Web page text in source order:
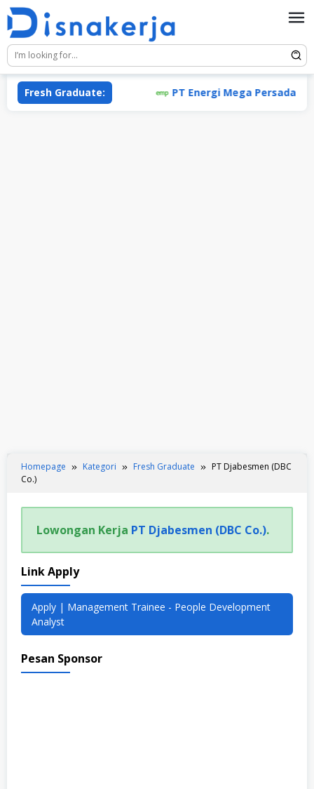
Skip
content
Fresh Graduate: PT Energi Mega Persada Tbk
Homepage Kategori Fresh Graduate
PT Djabesmen (DBC
Co.)
Lowongan Kerja PT Djabesmen (DBC Co.).
Link Apply
Apply | Management Trainee - People Development
Analyst
Pesan Sponsor